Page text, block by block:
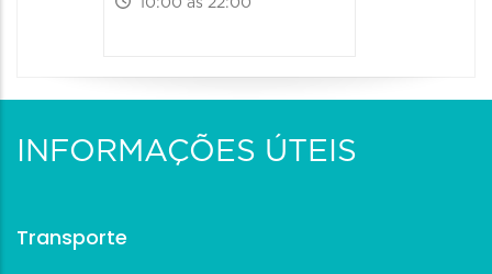
INFORMAÇÕES ÚTEIS
Transporte